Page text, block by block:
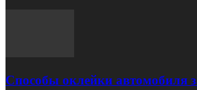
Способы оклейки автомобиля